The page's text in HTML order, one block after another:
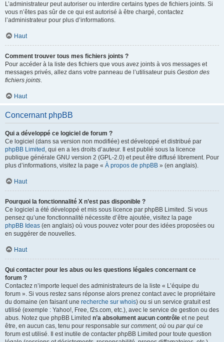
L’administrateur peut autoriser ou interdire certains types de fichiers joints. Si
vous n’êtes pas sûr de ce qui est autorisé à être chargé, contactez
l’administrateur pour plus d’informations.
Haut
Comment trouver tous mes fichiers joints ?
Pour accéder à la liste des fichiers que vous avez joints à vos messages et
messages privés, allez dans votre panneau de l’utilisateur puis Gestion des
fichiers joints.
Haut
Concernant phpBB
Qui a développé ce logiciel de forum ?
Ce logiciel (dans sa version non modifiée) est développé et distribué par
phpBB Limited , qui en a les droits d’auteur. Il est publié sous la licence
publique générale GNU version 2 (GPL-2.0) et peut être diffusé librement. Pour
plus d’informations, visitez la page « À propos de phpBB » (en anglais).
Haut
Pourquoi la fonctionnalité X n’est pas disponible ?
Ce logiciel a été développé et mis sous licence par phpBB Limited. Si vous
pensez qu’une fonctionnalité nécessite d’être ajoutée, visitez la page
phpBB Ideas (en anglais) où vous pouvez voter pour des idées proposées ou
en suggérer de nouvelles.
Haut
Qui contacter pour les abus ou les questions légales concernant ce
forum ?
Contactez n’importe lequel des administrateurs de la liste « L’équipe du
forum ». Si vous restez sans réponse alors prenez contact avec le propriétaire
du domaine (en faisant une recherche sur whois) ou si un service gratuit est
utilisé (exemple : Yahoo!, Free, f2s.com, etc.), avec le service de gestion ou des
abus. Notez que phpBB Limited n’a absolument aucun contrôle et ne peut
être, en aucun cas, tenu pour responsable sur comment, où ou par qui ce
forum est utilisé. Il est inutile de contacter phpBB Limited pour toute question